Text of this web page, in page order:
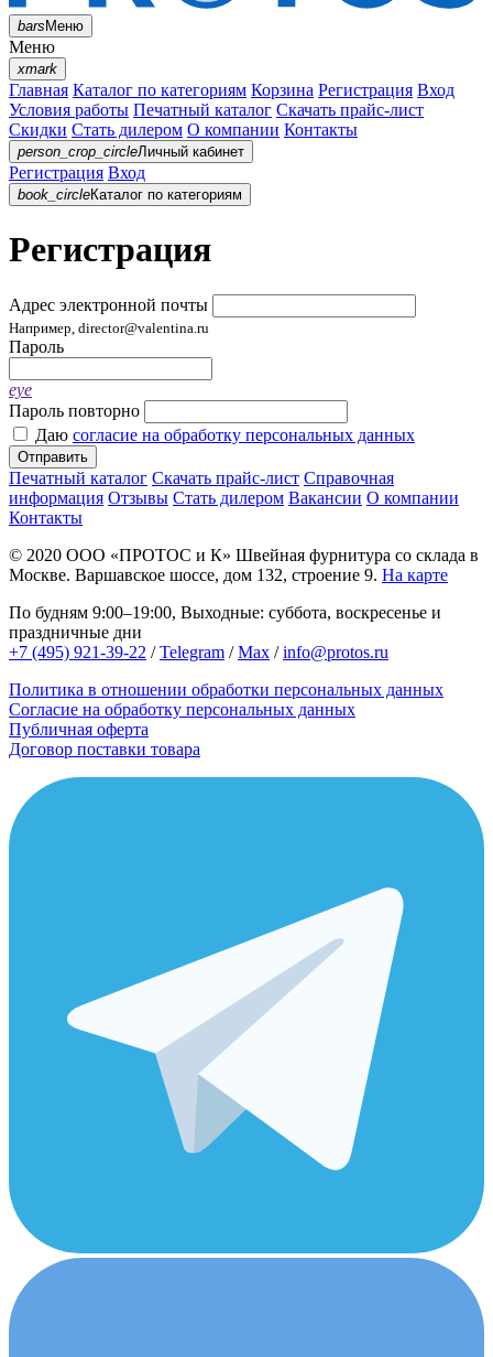
barsМеню
Меню
xmark
Главная Каталог по категориям Корзина Регистрация Вход
Условия работы Печатный каталог Скачать прайс-лист
Скидки Стать дилером О компании Контакты
person_crop_circleЛичный кабинет
Регистрация Вход
book_circleКаталог по категориям
Регистрация
Адрес электронной почты
Например, director@valentina.ru
Пароль
eye
Пароль повторно
Даю согласие на обработку персональных данных
Отправить
Печатный каталог Скачать прайс-лист Справочная
информация Отзывы Стать дилером Вакансии О компании
Контакты
© 2020 ООО «ПРОТОС и К» Швейная фурнитура со склада в
Москве. Варшавское шоссе, дом 132, строение 9. На карте
По будням 9:00–19:00, Выходные: суббота, воскресенье и
праздничные дни
+7 (495) 921-39-22 /Telegram /Max /info@protos.ru
Политика в отношении обработки персональных данных
Согласие на обработку персональных данных
Публичная оферта
Договор поставки товара